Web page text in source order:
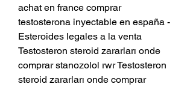
achat en france comprar
testosterona inyectable en españa -
Esteroides legales a la venta
Testosteron steroid zararları onde
comprar stanozolol rwr Testosteron
steroid zararları onde comprar